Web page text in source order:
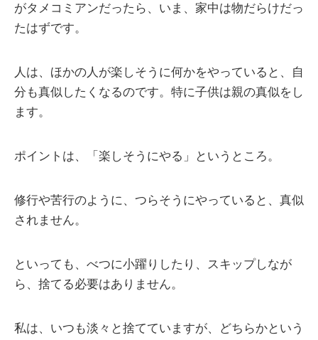
がタメコミアンだったら、いま、家中は物だらけだっ
たはずです。
人は、ほかの人が楽しそうに何かをやっていると、自
分も真似したくなるのです。特に子供は親の真似をし
ます。
ポイントは、「楽しそうにやる」というところ。
修行や苦行のように、つらそうにやっていると、真似
されません。
といっても、べつに小躍りしたり、スキップしなが
ら、捨てる必要はありません。
私は、いつも淡々と捨てていますが、どちらかという